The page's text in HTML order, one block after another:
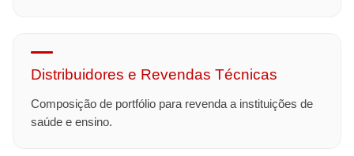
Distribuidores e Revendas Técnicas
Composição de portfólio para revenda a instituições de
saúde e ensino.